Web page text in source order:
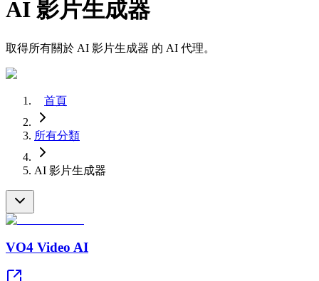
AI 影片生成器
取得所有關於 AI 影片生成器 的 AI 代理。
首頁
所有分類
AI 影片生成器
VO4 Video AI